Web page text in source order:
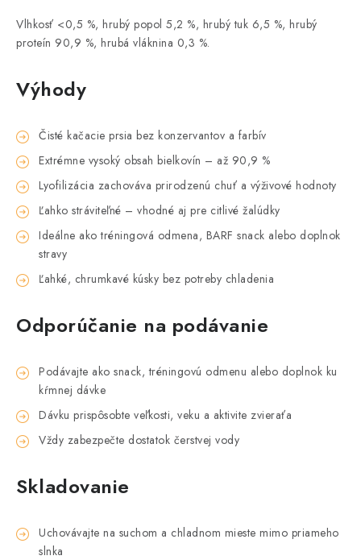
Vlhkosť <0,5 %, hrubý popol 5,2 %, hrubý tuk 6,5 %, hrubý
proteín 90,9 %, hrubá vláknina 0,3 %.
Výhody
Čisté kačacie prsia bez konzervantov a farbív
Extrémne vysoký obsah bielkovín – až 90,9 %
Lyofilizácia zachováva prirodzenú chuť a výživové hodnoty
Ľahko stráviteľné – vhodné aj pre citlivé žalúdky
Ideálne ako tréningová odmena, BARF snack alebo doplnok
stravy
Ľahké, chrumkavé kúsky bez potreby chladenia
Odporúčanie na podávanie
Podávajte ako snack, tréningovú odmenu alebo doplnok ku
kŕmnej dávke
Dávku prispôsobte veľkosti, veku a aktivite zvieraťa
Vždy zabezpečte dostatok čerstvej vody
Skladovanie
Uchovávajte na suchom a chladnom mieste mimo priameho
slnka